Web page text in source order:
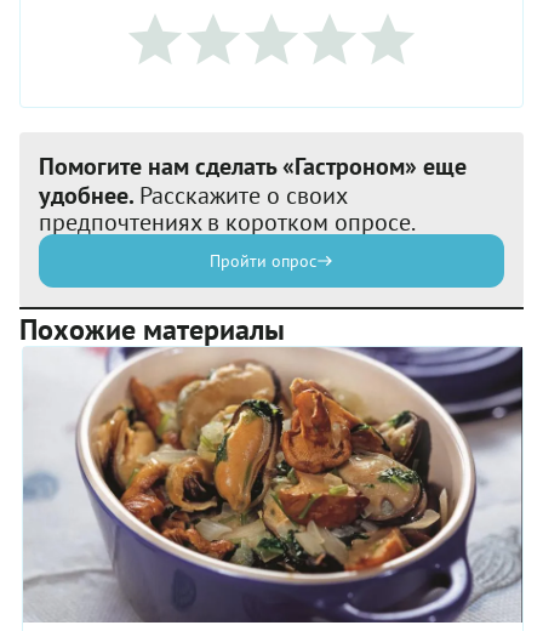
Помогите нам сделать «Гастроном» еще
удобнее. Расскажите о своих
предпочтениях в коротком опросе.
Пройти опрос
Похожие материалы